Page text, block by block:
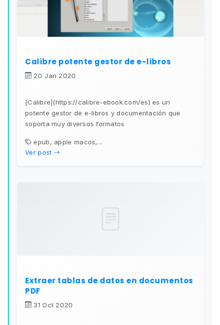
Calibre potente gestor de e-libros
20 Jan 2020
[Calibre](https://calibre-ebook.com/es) es un
potente gestor de e-libros y documentación que
soporta muy diversos formatos
epub, apple macos,...
Ver post
Extraer tablas de datos en documentos
PDF
31 Oct 2020